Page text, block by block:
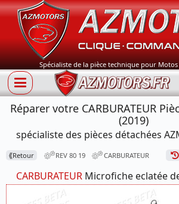
Spécialiste de la pièce technique pour
Réparer votre CARBURATEUR
(2019)
spécialiste des pièces détachées
⟪Retour REV 80 19 CARBURATEUR
CARBURATEURMicrofiche eclatée